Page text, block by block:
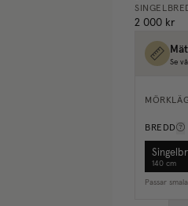
2 000 kr
Se
BREDD
140 cm
Passar